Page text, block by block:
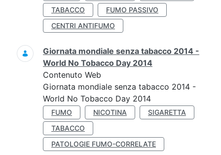
TABACCO
FUMO PASSIVO
CENTRI ANTIFUMO
Giornata mondiale senza tabacco 2014 -
World No Tobacco Day 2014
Contenuto Web
Giornata mondiale senza tabacco 2014 -
World No Tobacco Day 2014
FUMO NICOTINA
SIGARETTA
TABACCO
PATOLOGIE FUMO-CORRELATE